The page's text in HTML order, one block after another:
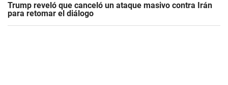
Trump reveló que canceló un ataque masivo contra Irán
para retomar el diálogo